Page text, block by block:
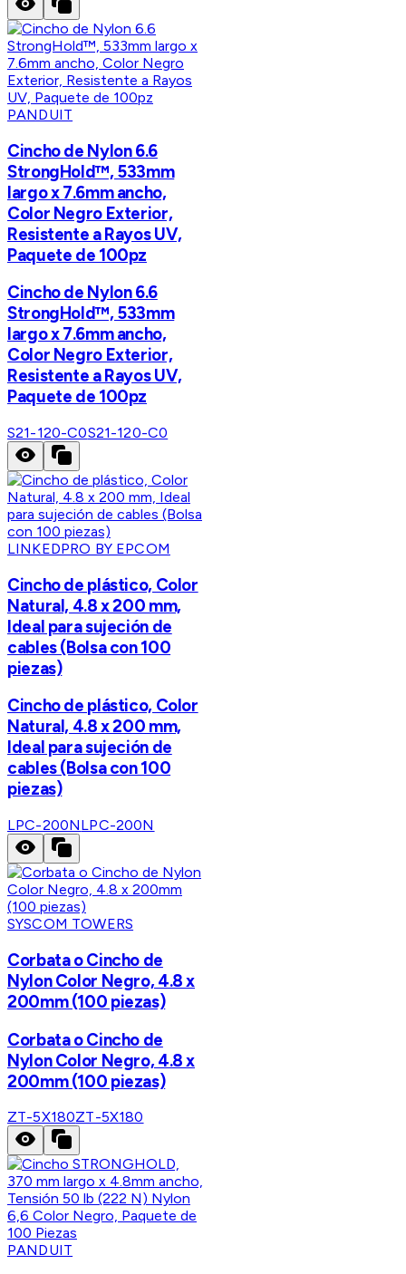
PANDUIT
Cincho de Nylon 6.6
StrongHold™, 533mm
largo x 7.6mm ancho,
Color Negro Exterior,
Resistente a Rayos UV,
Paquete de 100pz
Cincho de Nylon 6.6
StrongHold™, 533mm
largo x 7.6mm ancho,
Color Negro Exterior,
Resistente a Rayos UV,
Paquete de 100pz
S21-120-C0S21-120-C0
LINKEDPRO BY EPCOM
Cincho de plástico, Color
Natural, 4.8 x 200 mm,
Ideal para sujeción de
cables (Bolsa con 100
piezas)
Cincho de plástico, Color
Natural, 4.8 x 200 mm,
Ideal para sujeción de
cables (Bolsa con 100
piezas)
LPC-200NLPC-200N
SYSCOM TOWERS
Corbata o Cincho de
Nylon Color Negro, 4.8 x
200mm (100 piezas)
Corbata o Cincho de
Nylon Color Negro, 4.8 x
200mm (100 piezas)
ZT-5X180ZT-5X180
PANDUIT